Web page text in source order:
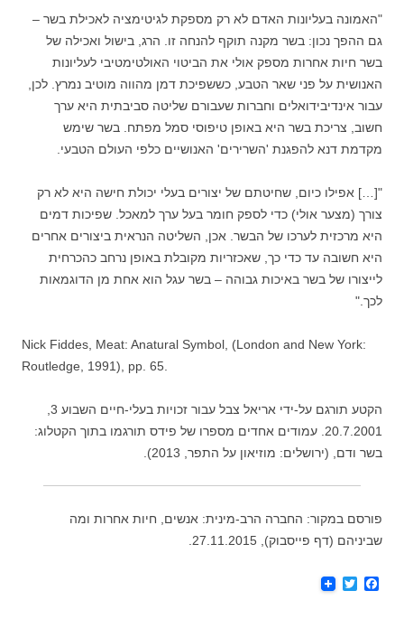
"האמונה בעליונות האדם לא רק מספקת לגיטימציה לאכילת בשר –
גם ההפך נכון: בשר מקנה תוקף להנחה זו. הרג, בישול ואכילה של
בשר חיות אחרות מספק אולי את הביטוי האולטימטיבי לעליונות
האנושית על פני שאר הטבע, כששפיכת דמן מהווה מוטיב נמרץ. לכן,
עבור אינדיבידואלים וחברות שעבורם שליטה סביבתית היא ערך
חשוב, צריכת בשר היא באופן טיפוסי סמל מפתח. בשר שימש
מקדמת דנא להפגנת 'השרירים' האנושיים כלפי העולם הטבעי.
"[…] אפילו כיום, שחיטתם של יצורים בעלי יכולת חישה היא לא רק
צורך (מצער אולי) כדי לספק חומר בעל ערך למאכל. שפיכות דמים
היא מרכזית לערכו של הבשר. אכן, השליטה הנראית ביצורים אחרים
היא חשובה עד כדי כך, שאכזריות מקובלת באופן נרחב כהכרחית
לייצורו של בשר באיכות גבוהה – בשר עגל הוא אחת מן הדוגמאות
לכך."
Nick Fiddes, Meat: Anatural Symbol, (London and New York:
Routledge, 1991), pp. 65.
הקטע תורגם על-ידי אריאל צבל עבור זכויות בעלי-חיים השבוע 3,
20.7.2001. עמודים אחדים מספרו של פידס תורגמו בתוך הקטלוג:
בשר ודם, (ירושלים: מוזיאון על התפר, 2013).
פורסם במקור: החברה הרב-מינית: אנשים, חיות אחרות ומה
שביניהם (דף פייסבוק), 27.11.2015.
F
T